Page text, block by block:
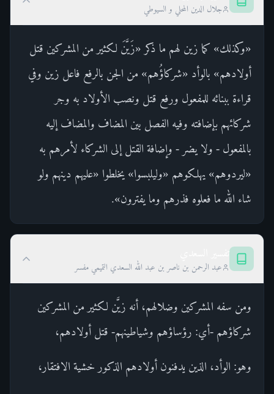
جلال الدين المحلي و السيوطي
«وكذلك» كما زين لهم ما ذكر «زَيَّنَ لكثير من المشركين قتل
أولادهم» بالوأد «شركاؤُهم» من الجن بالرفع فاعل زين وفي
قراءة ببنائه للمفعول ورفع قتل ونصب الأولاد به وجر
شركائهم بإضافته وفيه الفصل بين المضاف والمضاف إليه
بالمفعول - ولا يضر - وإضافة القتل إلى الشركاء لأمرهم به
«ليردوهم» يهلكوهم «وليلبسوا» يخلطوا «عليهم دينهم ولو
شاء الله ما فعلوه فذرهم وما يفترون».
عبد الرحمن بن ناصر بن عبد الله السعدي التميمي مفسر
ومن سفه المشركين وضلالهم، أنه زيَّن لكثير من المشركين
شركاؤهم -أي: رؤساؤهم وشياطينهم- قتل أولادهم،
وهو: الوأد، الذين يدفنون أولادهم الذكور خشية الافتقار،